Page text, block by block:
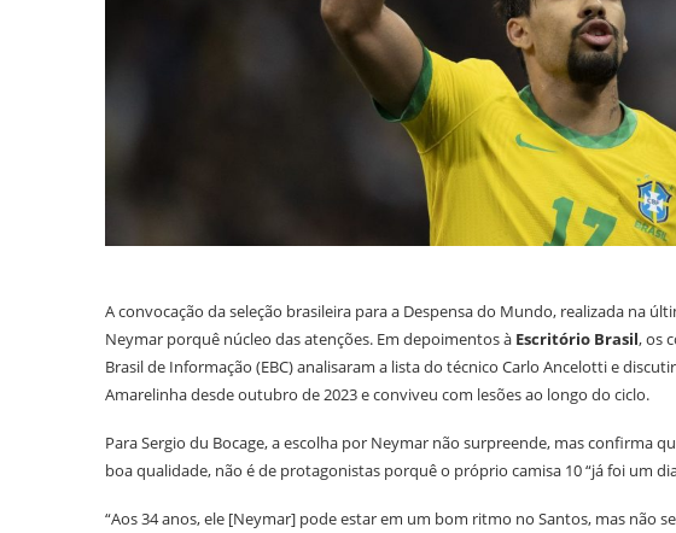
A convocação da seleção brasileira para a Despensa do Mundo, realizada na
Neymar porquê núcleo das atenções. Em depoimentos à Escritório Brasil, os
Brasil de Informação (EBC) analisaram a lista do técnico Carlo Ancelotti e
Amarelinha desde outubro de 2023 e conviveu com lesões ao longo do ciclo.
Para Sergio du Bocage, a escolha por Neymar não surpreende, mas confirma
boa qualidade, não é de protagonistas porquê o próprio camisa 10 “já foi um
“Aos 34 anos, ele [Neymar] pode estar em um bom ritmo no Santos, mas não